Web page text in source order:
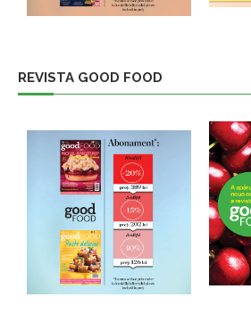
REVISTA GOOD FOOD